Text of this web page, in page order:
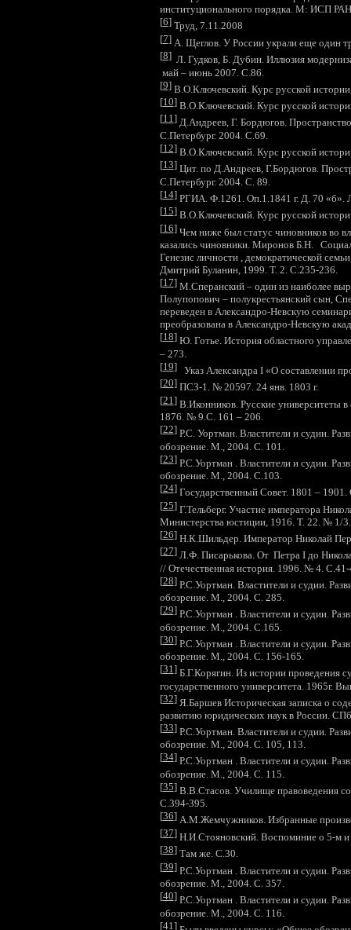
институционального порядка. М: ИСП
[6]Труд, 7.11.2008
[7]А. Щеглов. У России украли еще один
[8]Л. Гудков, Б. Дубин. Иллюзия
май – июнь 2007. С.86.
[9]В.О.Ключевский. Курс русской
[10]В.О.Ключевский. Курс русской
[11]Д.Андреев, Г. Бордюгов.
С.Петербург. 2004. С.69.
[12]В.О.Ключевский. Курс русской
[13]Цит. по Д.Андреев, Г.Бордюгов.
С.Петербург. 2004. С. 89.
[14]РГИА. Ф.1261. Оп.1.1841 г. Д. 70 «б».
[15]В.О.Ключевский. Курс русской
[16]Чем ниже был статус чиновников во
казались чиновники. Миронов Б.Н.
Генезис личности , демократической
Дмитрий Буланин, 1999. Т. 2. С.235-236.
[17]М.Сперанский – один из наиболее
Полупопович – полукрестьянский сын,
переведен в Александро-Невскую
преобразована в Александро-Невскую
[18]Ю. Готье. История областного
– 273.
[19]Указ Александра I «О составлении
[20]ПСЗ-1. № 20597. 24 янв. 1803 г.
[21 ]В.Иконников. Русские университеты
1876. № 9.С. 161 – 206.
[22]Р.С. Уортман. Властители и судии.
обозрение. М., 2004. С. 101.
[23]Р.С.Уортман . Властители и судии.
обозрение. М., 2004. С.103.
[24]Государственный Совет. 1801 –
[25]Г.Тельберг. Участие императора
Министерства юстиции, 1916. Т. 22. № 1/
[26]Н.К.Шильдер. Император Николай
[27]Л.Ф. Писарькова. От Петра I до
// Отечественная история. 1996. № 4. С.41-
[28]Р.С.Уортман. Властители и судии.
обозрение. М., 2004. С. 285.
[29]Р.С.Уортман . Властители и судии.
обозрение. М., 2004. С.165.
[30]Р.С.Уортман . Властители и судии.
обозрение. М., 2004. С. 156-165.
[31]Б.Г.Корягин. Из истории проведения
государственного университета. 1965г.
[32]Я.Баршев Историческая записка о
развитию юридических наук в России.
[33]Р.С.Уортман. Властители и судии.
обозрение. М., 2004. С. 105, 113.
[34]Р.С.Уортман . Властители и судии.
обозрение. М., 2004. С. 115.
[35]В.В.Стасов. Училище правоведения
С.394-395.
[36]А.М.Жемчужников. Избранные
[37]Н.И.Стояновский. Воспоминие о 5-м и
[38]Там же. С.30.
[39]Р.С.Уортман . Властители и судии.
обозрение. М., 2004. С. 357.
[40]Р.С.Уортман . Властители и судии.
обозрение. М., 2004. С. 116.
[41 ]